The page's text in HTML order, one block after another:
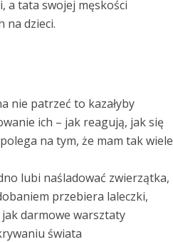
a tata swojej męskości
na dzieci.
nie patrzeć to kazałyby
ich – jak reagują, jak się
na tym, że mam tak wiele
lubi naśladować zwierzątka,
przebiera laleczki,
darmowe warsztaty
świata